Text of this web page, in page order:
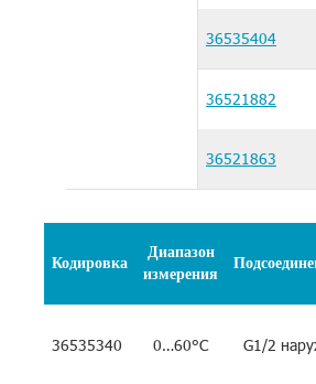
36535404
36521882
36521863
Кодировка
Диапазон
измерения
36535340 0…60°C G1/2